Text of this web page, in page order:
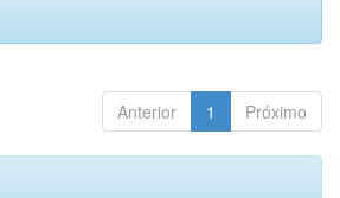
Anterior 1 Próximo